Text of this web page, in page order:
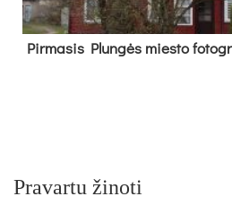
Pir­ma­sis Plun­gės mies­to
Pravartu žinoti